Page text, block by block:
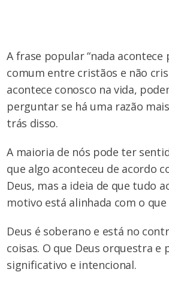
A frase popular “nada acontece
comum entre cristãos e não
acontece conosco na vida,
perguntar se há uma razão
trás disso.
A maioria de nós pode ter
que algo aconteceu de acordo
Deus, mas a ideia de que tudo
motivo está alinhada com o que
Deus é soberano e está no
coisas. O que Deus orquestra e
significativo e intencional.